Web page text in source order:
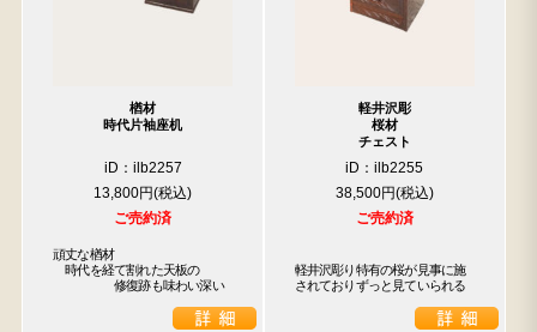
楢材
時代片袖座机
iD：ilb2257
13,800円
ご売約済
頑丈な楢材
時代を経て割れた天板の
修復跡も味わい深い
軽井沢彫
桜材
チェスト
iD：ilb2255
38,500円
ご売約済
軽井沢彫り特有の桜が見事に施
されておりずっと見ていられる